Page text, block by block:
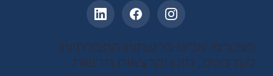
הצטרפו אלינו ברשתות החברתיות
לעדכונים, תוכן והרצאות חדשות